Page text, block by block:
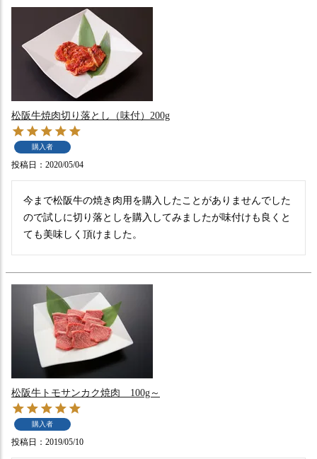
松阪牛焼肉切り落とし（味付）200g
購入者
投稿日 2020/05/04
今まで松阪牛の焼き肉用を購入したことがありませんでした
ので試しに切り落としを購入してみましたが味付けも良くと
ても美味しく頂けました。
松阪牛トモサンカク焼肉 100g～
購入者
投稿日 2019/05/10